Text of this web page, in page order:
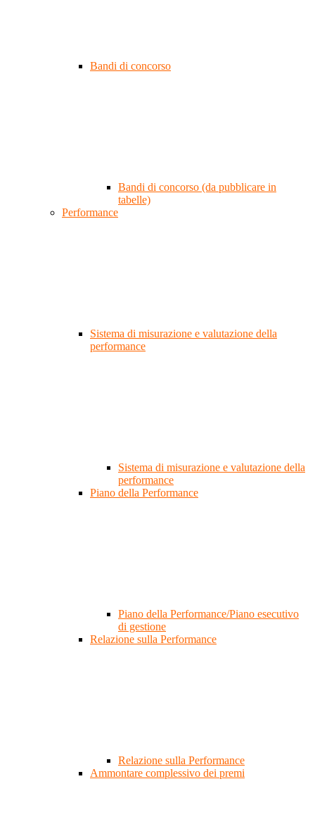
Bandi di concorso
Bandi di concorso (da pubblicare in
tabelle)
Performance
Sistema di misurazione e valutazione della
performance
Sistema di misurazione e valutazione della
performance
Piano della Performance
Piano della Performance/Piano esecutivo
di gestione
Relazione sulla Performance
Relazione sulla Performance
Ammontare complessivo dei premi